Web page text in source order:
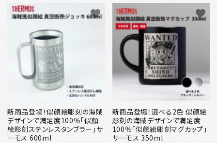
新商品登場！似顔絵彫刻の海賊
デザインで満足度100％「似顔
絵彫刻ステンレスタンブラー」サ
ーモス 600ml
favorite
新商品登場！選べる2色 似顔絵
彫刻の海賊デザインで満足度
100％「似顔絵彫刻マグカップ」
サーモス 350ml
favorite